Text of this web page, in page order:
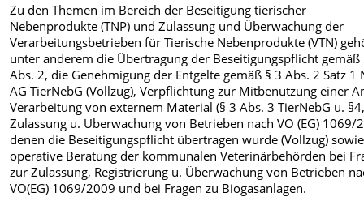
Zu den Themen im Bereich der Beseitigung tierischer
Nebenprodukte (TNP) und Zulassung und Überwachung der
Verarbeitungsbetrieben für Tierische Nebenprodukte (VTN)
unter anderem die Übertragung der Beseitigungspflicht gemäß
Abs. 2, die Genehmigung der Entgelte gemäß § 3 Abs. 2 Satz 1
AG TierNebG (Vollzug), Verpflichtung zur Mitbenutzung einer
Verarbeitung von externem Material (§ 3 Abs. 3 TierNebG u.
Zulassung u. Überwachung von Betrieben nach VO (EG) 1069/
denen die Beseitigungspflicht übertragen wurde (Vollzug)
operative Beratung der kommunalen Veterinärbehörden bei
zur Zulassung, Registrierung u. Überwachung von Betrieben
VO(EG) 1069/2009 und bei Fragen zu Biogasanlagen.